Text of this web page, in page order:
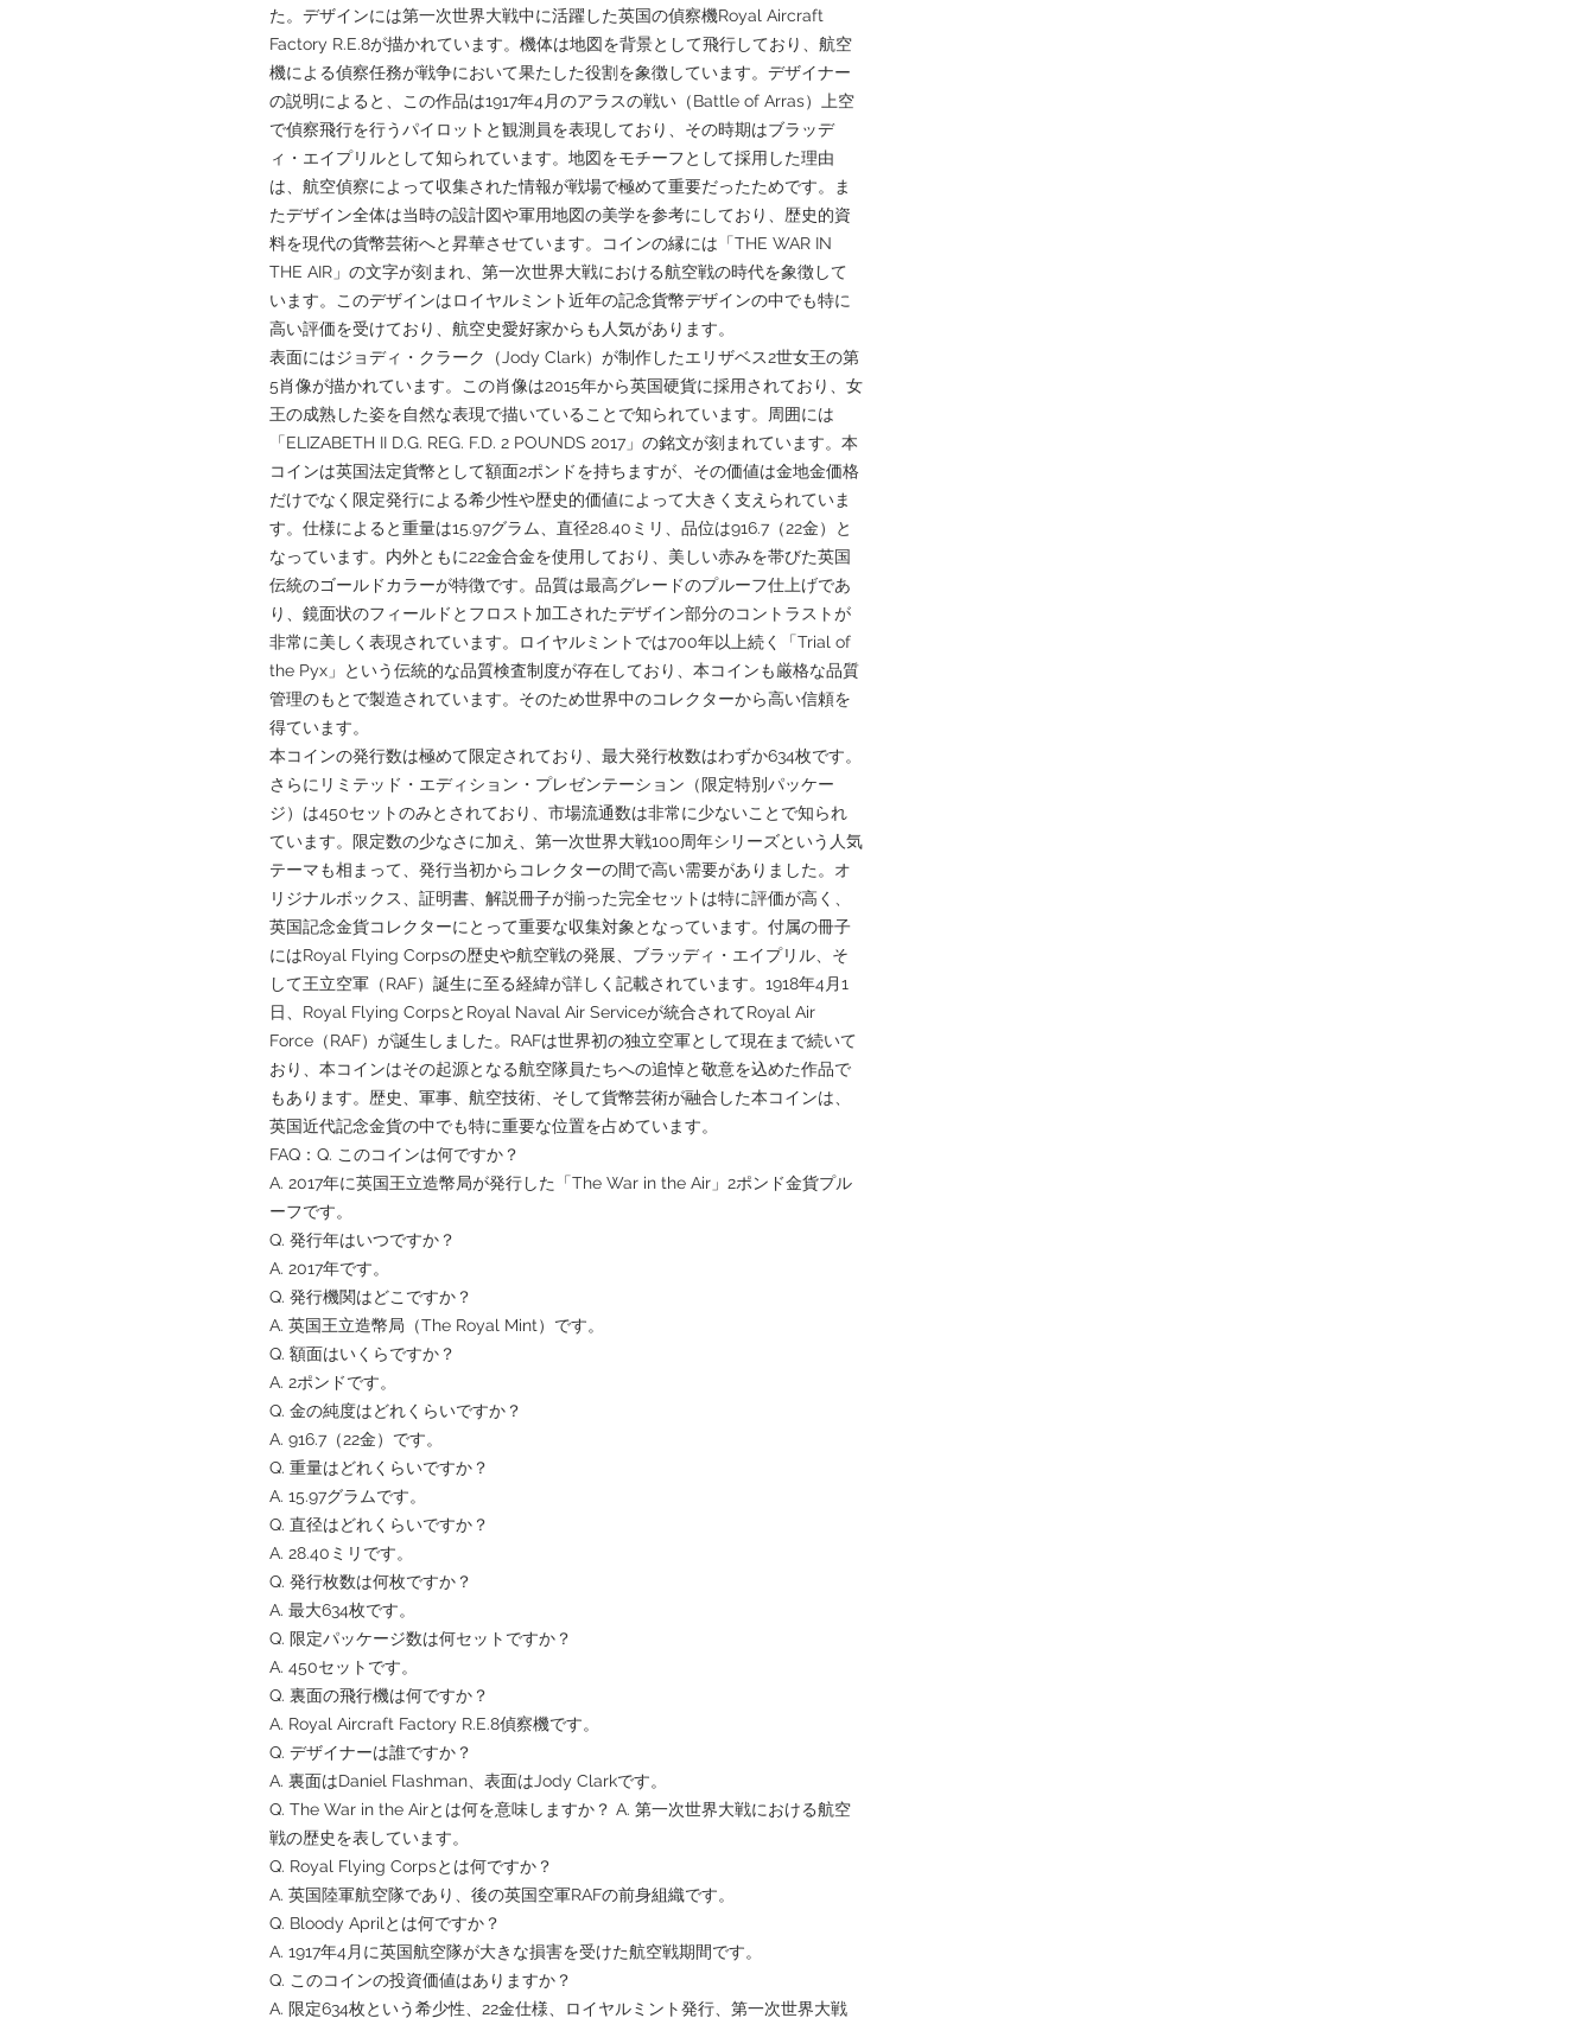
た。デザインには第一次世界大戦中に活躍した英国の偵察機Royal Aircraft
Factory R.E.8が描かれています。機体は地図を背景として飛行しており、航空
機による偵察任務が戦争において果たした役割を象徴しています。デザイナー
の説明によると、この作品は1917年4月のアラスの戦い（Battle of Arras）上空
で偵察飛行を行うパイロットと観測員を表現しており、その時期はブラッデ
ィ・エイプリルとして知られています。地図をモチーフとして採用した理由
は、航空偵察によって収集された情報が戦場で極めて重要だったためです。ま
たデザイン全体は当時の設計図や軍用地図の美学を参考にしており、歴史的資
料を現代の貨幣芸術へと昇華させています。コインの縁には「THE WAR IN
THE AIR」の文字が刻まれ、第一次世界大戦における航空戦の時代を象徴して
います。このデザインはロイヤルミント近年の記念貨幣デザインの中でも特に
高い評価を受けており、航空史愛好家からも人気があります。
表面にはジョディ・クラーク（Jody Clark）が制作したエリザベス2世女王の第
5肖像が描かれています。この肖像は2015年から英国硬貨に採用されており、女
王の成熟した姿を自然な表現で描いていることで知られています。周囲には
「ELIZABETH II D.G. REG. F.D. 2 POUNDS 2017」の銘文が刻まれています。本
コインは英国法定貨幣として額面2ポンドを持ちますが、その価値は金地金価格
だけでなく限定発行による希少性や歴史的価値によって大きく支えられていま
す。仕様によると重量は15.97グラム、直径28.40ミリ、品位は916.7（22金）と
なっています。内外ともに22金合金を使用しており、美しい赤みを帯びた英国
伝統のゴールドカラーが特徴です。品質は最高グレードのプルーフ仕上げであ
り、鏡面状のフィールドとフロスト加工されたデザイン部分のコントラストが
非常に美しく表現されています。ロイヤルミントでは700年以上続く「Trial of
the Pyx」という伝統的な品質検査制度が存在しており、本コインも厳格な品質
管理のもとで製造されています。そのため世界中のコレクターから高い信頼を
得ています。
本コインの発行数は極めて限定されており、最大発行枚数はわずか634枚です。
さらにリミテッド・エディション・プレゼンテーション（限定特別パッケー
ジ）は450セットのみとされており、市場流通数は非常に少ないことで知られ
ています。限定数の少なさに加え、第一次世界大戦100周年シリーズという人気
テーマも相まって、発行当初からコレクターの間で高い需要がありました。オ
リジナルボックス、証明書、解説冊子が揃った完全セットは特に評価が高く、
英国記念金貨コレクターにとって重要な収集対象となっています。付属の冊子
にはRoyal Flying Corpsの歴史や航空戦の発展、ブラッディ・エイプリル、そ
して王立空軍（RAF）誕生に至る経緯が詳しく記載されています。1918年4月1
日、Royal Flying CorpsとRoyal Naval Air Serviceが統合されてRoyal Air
Force（RAF）が誕生しました。RAFは世界初の独立空軍として現在まで続いて
おり、本コインはその起源となる航空隊員たちへの追悼と敬意を込めた作品で
もあります。歴史、軍事、航空技術、そして貨幣芸術が融合した本コインは、
英国近代記念金貨の中でも特に重要な位置を占めています。
FAQ：Q. このコインは何ですか？
A. 2017年に英国王立造幣局が発行した「The War in the Air」2ポンド金貨プル
ーフです。
Q. 発行年はいつですか？
A. 2017年です。
Q. 発行機関はどこですか？
A. 英国王立造幣局（The Royal Mint）です。
Q. 額面はいくらですか？
A. 2ポンドです。
Q. 金の純度はどれくらいですか？
A. 916.7（22金）です。
Q. 重量はどれくらいですか？
A. 15.97グラムです。
Q. 直径はどれくらいですか？
A. 28.40ミリです。
Q. 発行枚数は何枚ですか？
A. 最大634枚です。
Q. 限定パッケージ数は何セットですか？
A. 450セットです。
Q. 裏面の飛行機は何ですか？
A. Royal Aircraft Factory R.E.8偵察機です。
Q. デザイナーは誰ですか？
A. 裏面はDaniel Flashman、表面はJody Clarkです。
Q. The War in the Airとは何を意味しますか？ A. 第一次世界大戦における航空
戦の歴史を表しています。
Q. Royal Flying Corpsとは何ですか？
A. 英国陸軍航空隊であり、後の英国空軍RAFの前身組織です。
Q. Bloody Aprilとは何ですか？
A. 1917年4月に英国航空隊が大きな損害を受けた航空戦期間です。
Q. このコインの投資価値はありますか？
A. 限定634枚という希少性、22金仕様、ロイヤルミント発行、第一次世界大戦